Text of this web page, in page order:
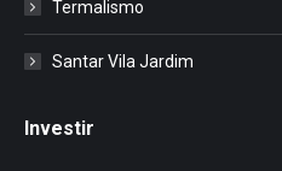
Termalismo
Santar Vila Jardim
Investir